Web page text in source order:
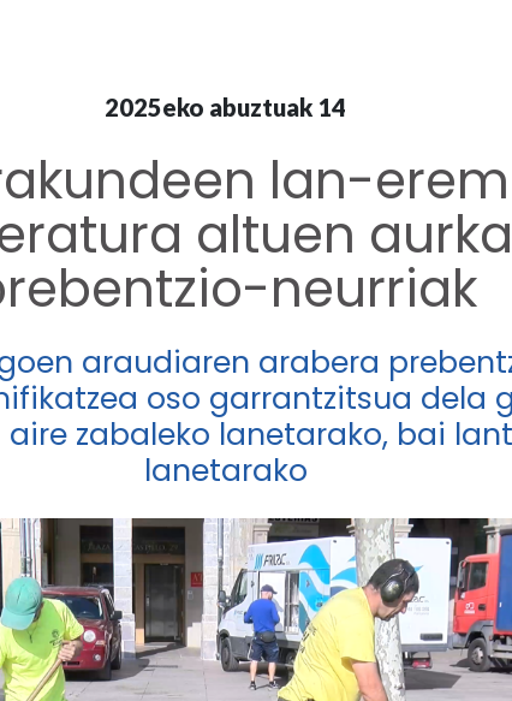
2025eko abuztuak 14
lan-
altuen
neurriak
araudiaren arabera
oso garrantzitsua dela
aire zabaleko lanetarako, bai
lanetarako